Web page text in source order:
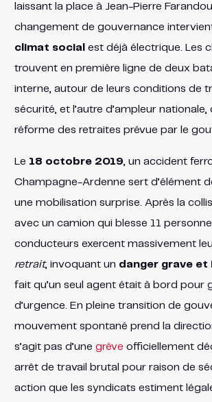
laissant la place à Jean-Pierre
changement de gouvernance
climat social est déjà électrique. Les
trouvent en première ligne de deux
interne, autour de leurs conditions de
sécurité, et l’autre d’ampleur nationale,
réforme des retraites prévue par le
Le 18 octobre 2019 , un accident
Champagne-Ardenne sert d’élément
une mobilisation surprise. Après la
avec un camion qui blesse 11
conducteurs exercent massivement
retrait, invoquant un danger grave et
fait qu’un seul agent était à bord pour
d’urgence​. En pleine transition de
mouvement spontané prend la
s’agit pas d’une grève officiellement
arrêt de travail brutal pour raison de
action que les syndicats estiment